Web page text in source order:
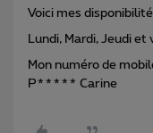
Voici mes
Lundi, Mardi, Jeudi
Mon numéro de
P***** Carine